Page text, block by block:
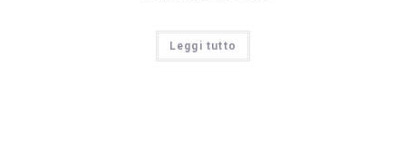
Leggi tutto